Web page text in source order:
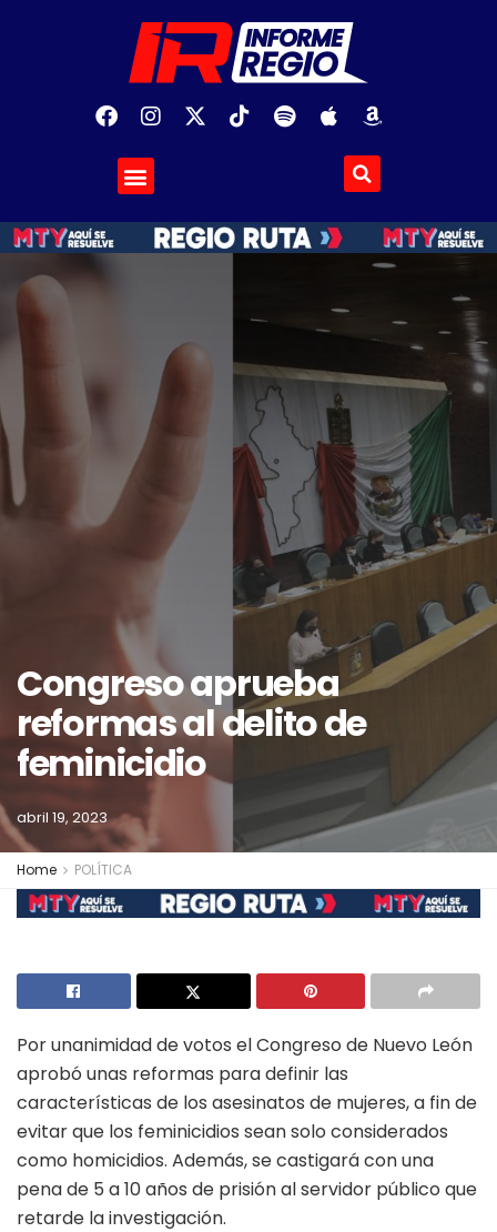
Congreso aprueba
reformas al delito de
feminicidio
abril 19, 2023
Home POLÍTICA
Por unanimidad de votos el Congreso de Nuevo León
aprobó unas reformas para definir las
características de los asesinatos de mujeres, a fin de
evitar que los feminicidios sean solo considerados
como homicidios. Además, se castigará con una
pena de 5 a 10 años de prisión al servidor público que
retarde la investigación.